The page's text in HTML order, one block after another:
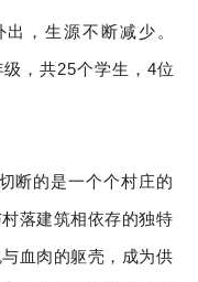
，生源不断减少。
，共25个学生，4位
断的是一个个村庄的
落建筑相依存的独特
血肉的躯壳，成为供